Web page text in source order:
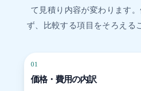
て見積り内容が変わります
ず、比較する項目をそろえる
01
価格・費用の内訳